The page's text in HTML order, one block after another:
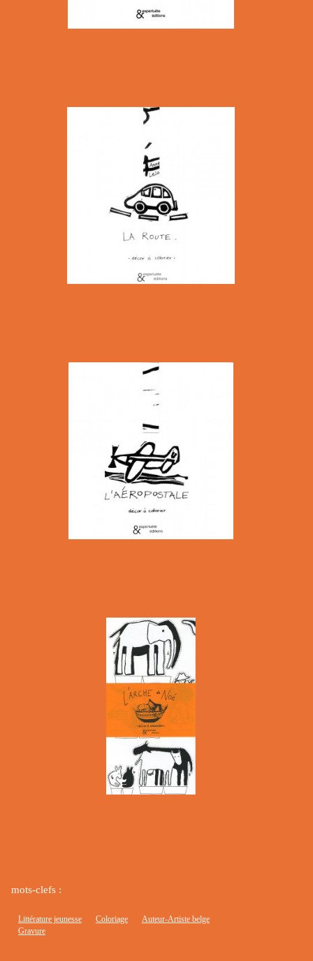
mots-clefs :
Littérature jeunesse
Gravure
Coloriage Auteur-Artiste belge